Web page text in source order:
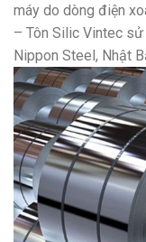
máy do dòng điện
– Tôn Silic Vintec
Nippon Steel, Nhật